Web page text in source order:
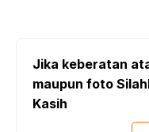
Jika keberatan
maupun foto
Kasih